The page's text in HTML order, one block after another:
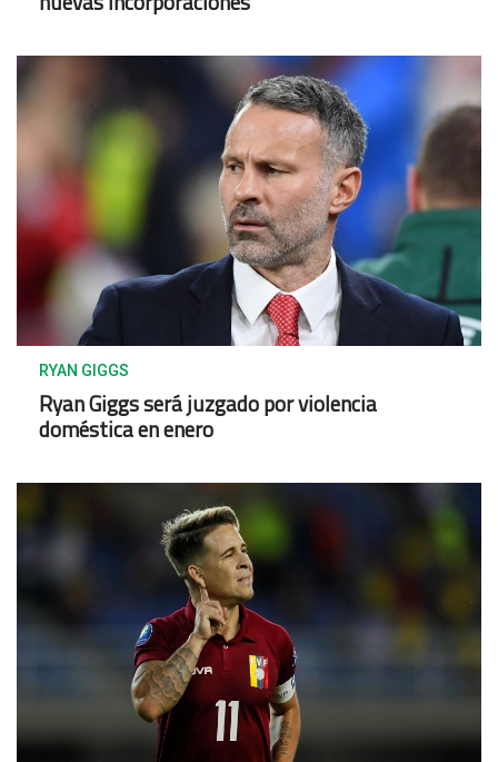
RYAN GIGGS
Ryan Giggs será juzgado por violencia
doméstica en enero